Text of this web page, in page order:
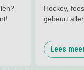
Hockey,
gebeurt
Lees